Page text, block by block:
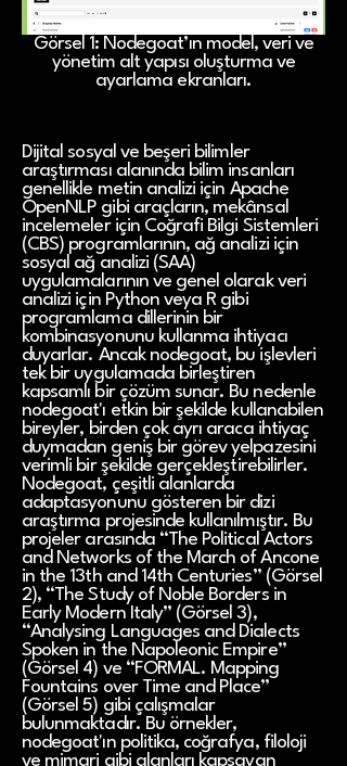
Görsel 1: Nodegoat’ın model, veri ve
yönetim alt yapısı oluşturma ve
ayarlama ekranları.
Dijital sosyal ve beşeri bilimler
araştırması alanında bilim insanları
genellikle metin analizi için Apache
OpenNLP gibi araçların, mekânsal
incelemeler için Coğrafi Bilgi Sistemleri
(CBS) programlarının, ağ analizi için
sosyal ağ analizi (SAA)
uygulamalarının ve genel olarak veri
analizi için Python veya R gibi
programlama dillerinin bir
kombinasyonunu kullanma ihtiyacı
duyarlar. Ancak nodegoat, bu işlevleri
tek bir uygulamada birleştiren
kapsamlı bir çözüm sunar. Bu nedenle
nodegoat'ı etkin bir şekilde kullanabilen
bireyler, birden çok ayrı araca ihtiyaç
duymadan geniş bir görev yelpazesini
verimli bir şekilde gerçekleştirebilirler.
Nodegoat, çeşitli alanlarda
adaptasyonunu gösteren bir dizi
araştırma projesinde kullanılmıştır. Bu
projeler arasında “The Political Actors
and Networks of the March of Ancone
in the 13th and 14th Centuries” (Görsel
2), “The Study of Noble Borders in
Early Modern Italy” (Görsel 3),
“Analysing Languages and Dialects
Spoken in the Napoleonic Empire”
(Görsel 4) ve “FORMAL. Mapping
Fountains over Time and Place”
(Görsel 5) gibi çalışmalar
bulunmaktadır. Bu örnekler,
nodegoat'ın politika, coğrafya, filoloji
ve mimari gibi alanları kapsayan